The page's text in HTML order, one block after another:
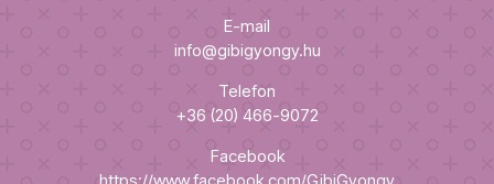
E-mail
info@gibigyongy.hu
Telefon
+36 (20) 466-9072
Facebook